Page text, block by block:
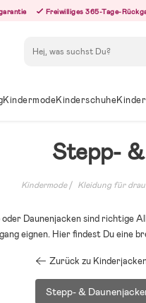
Freiwilliges 365-Tage-
KindermodeKinderschuhe
Stepp-
Kindermode Kleidung für
Daunenjacken sind richtige
eignen. Hier findest Du eine
Zurück zu
Stepp- &